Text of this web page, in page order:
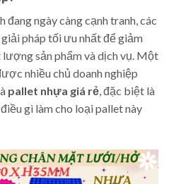
ngày càng cạnh tranh, các
pháp tối ưu nhất để giảm
sản phẩm và dịch vụ. Một
nhiều chủ doanh nghiệp
pallet nhựa giá rẻ, đặc biệt là
gì làm cho loại pallet này